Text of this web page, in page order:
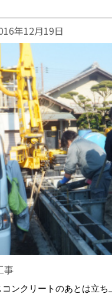
年12月19日
事
コンクリートのあとは立